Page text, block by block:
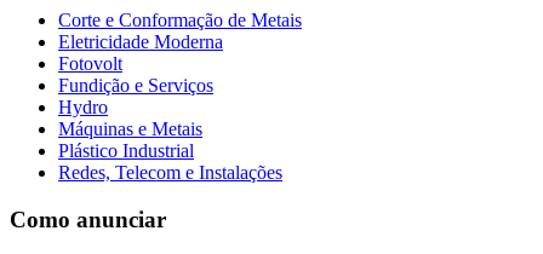
Corte e Conformação de Metais
Eletricidade Moderna
Fotovolt
Fundição e Serviços
Hydro
Máquinas e Metais
Plástico Industrial
Redes, Telecom e Instalações
Como anunciar